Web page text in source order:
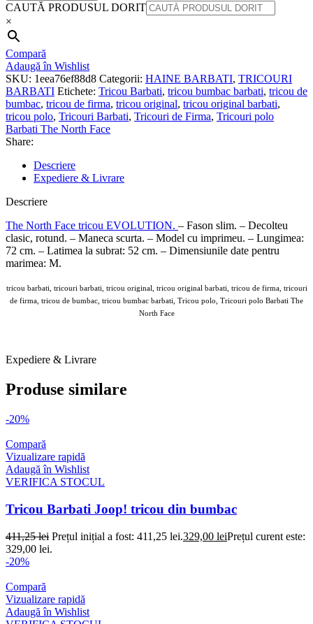
CAUTĂ PRODUSUL DORIT
×
Compară
Adaugă în Wishlist
SKU: 1eea76ef88d8 Categorii: HAINE BARBATI, TRICOURI
BARBATI Etichete: Tricou Barbati, tricou bumbac barbati, tricou de
bumbac, tricou de firma, tricou original, tricou original barbati,
tricou polo, Tricouri Barbati, Tricouri de Firma, Tricouri polo
Barbati The North Face
Share:
Descriere
Expediere & Livrare
Descriere
The North Face tricou EVOLUTION. – Fason slim. – Decolteu
clasic, rotund. – Maneca scurta. – Model cu imprimeu. – Lungimea:
72 cm. – Latimea la subrat: 52 cm. – Dimensiunile date pentru
marimea: M.
tricou barbati, tricouri barbati, tricou original, tricou original barbati, tricou de firma, tricouri
de firma, tricou de bumbac, tricou bumbac barbati, Tricou polo, Tricouri polo Barbati The
North Face
Expediere & Livrare
Produse similare
-20%
Compară
Vizualizare rapidă
Adaugă în Wishlist
VERIFICA STOCUL
Tricou Barbati Joop! tricou din bumbac
411,25lei Prețul inițial a fost: 411,25 lei.329,00 leiPrețul curent este:
329,00 lei.
-20%
Compară
Vizualizare rapidă
Adaugă în Wishlist